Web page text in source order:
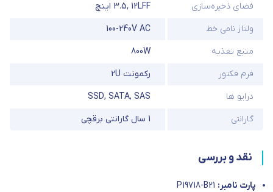
فضای ذخیره‌سازی
12LFF
,3.5 اینچ
ولتاژ نامی خط
100-240V AC
منبع تغذیه
800W
فرم فکتور
رکمونت 2U
درایو ها
SAS
,
SATA
,
SSD
گارانتی
1 سال گارانتی برقچی
نقد و بررسی
پارت نامبر: